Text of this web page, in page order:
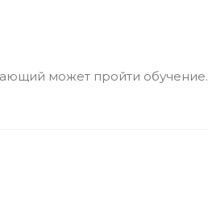
может пройти обучение.